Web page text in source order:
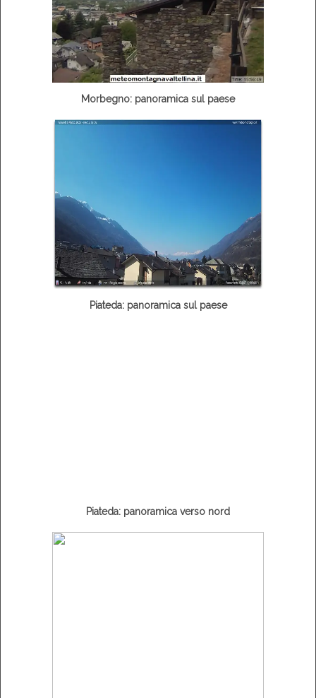
Morbegno: panoramica sul paese
Piateda: panoramica sul paese
Piateda: panoramica verso nord